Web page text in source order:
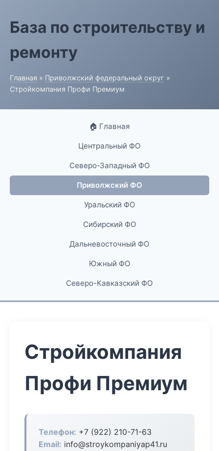
База по строительству и
ремонту
Главная » Приволжский федеральный округ »
Стройкомпания Профи Премиум
🏠 Главная
Центральный ФО
Северо-Западный ФО
Приволжский ФО
Уральский ФО
Сибирский ФО
Дальневосточный ФО
Южный ФО
Северо-Кавказский ФО
Стройкомпания
Профи Премиум
Телефон: +7 (922) 210-71-63
Email: info@stroykompaniyap41.ru